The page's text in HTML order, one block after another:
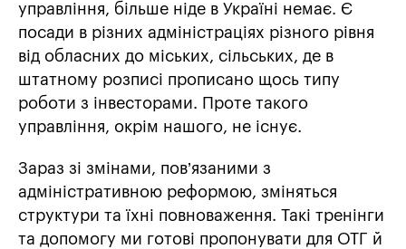
управління, більше ніде в Україні немає. Є
посади в різних адміністраціях різного рівня
від обласних до міських, сільських, де в
штатному розписі прописано щось типу
роботи з інвесторами. Проте такого
управління, окрім нашого, не існує.
Зараз зі змінами, пов’язаними з
адміністративною реформою, зміняться
структури та їхні повноваження. Такі тренінги
та допомогу ми готові пропонувати для ОТГ й